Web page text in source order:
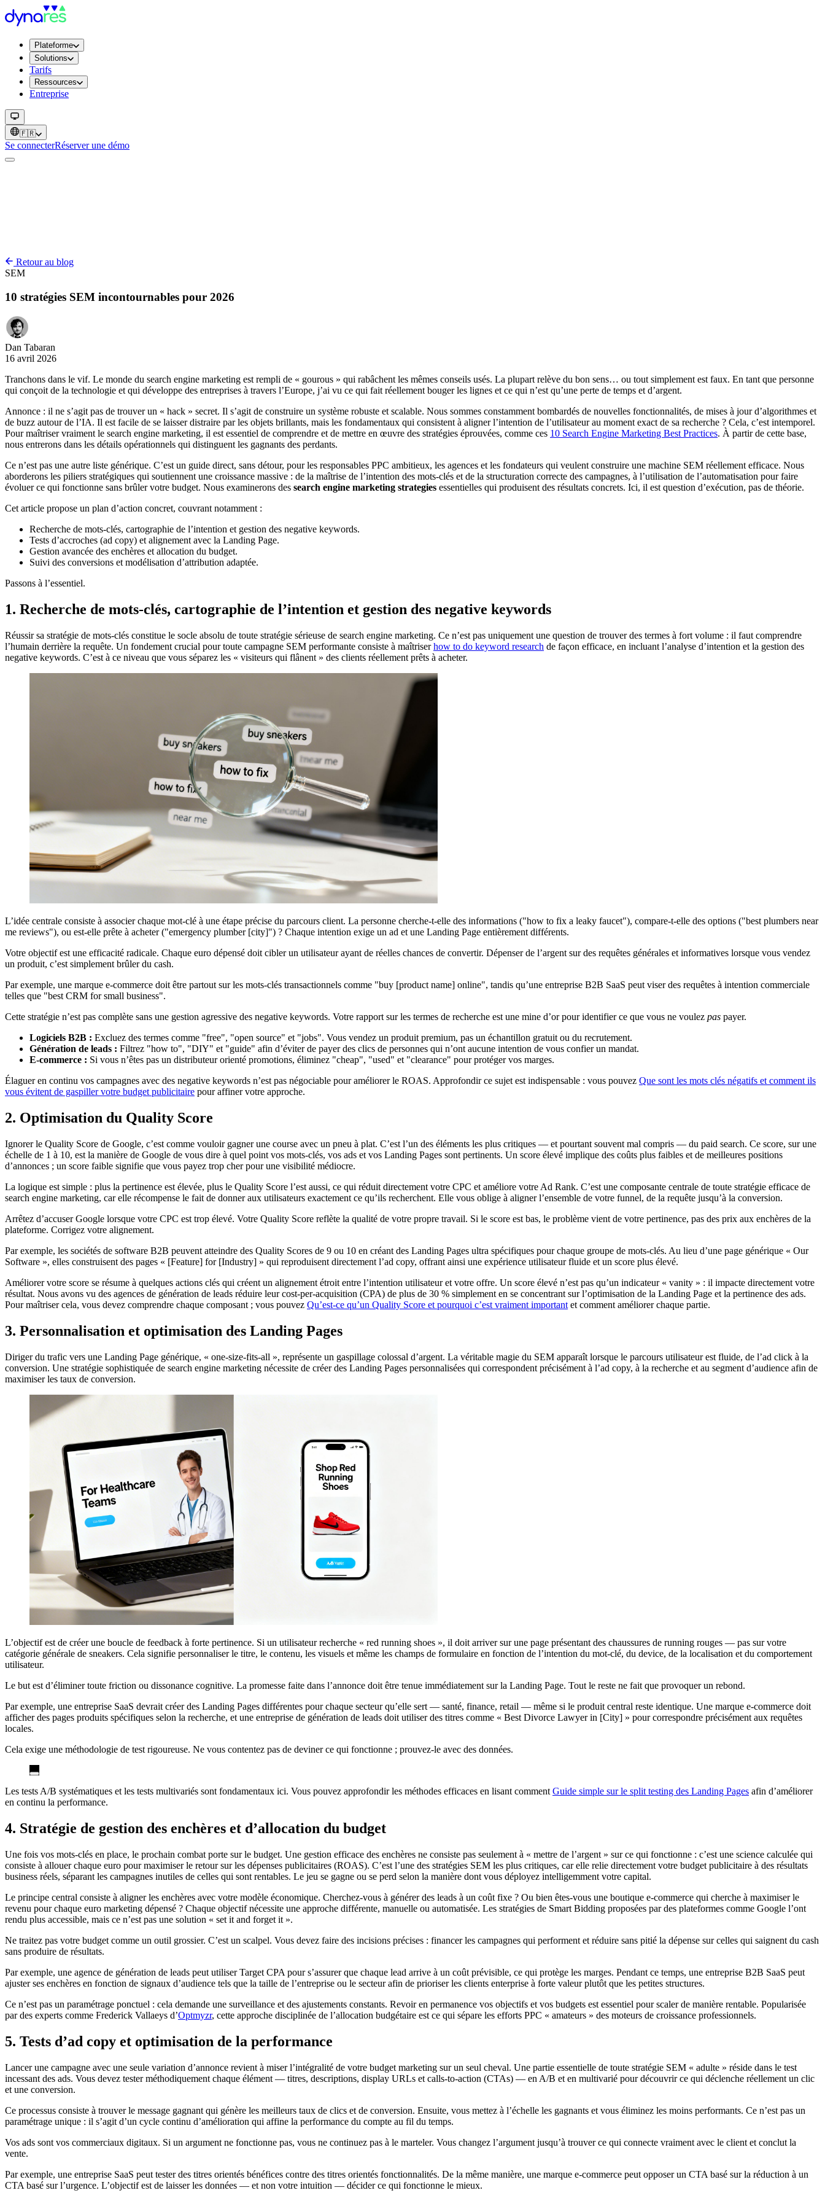
Plateforme
Solutions
Tarifs
Ressources
Entreprise
🇫🇷
Se connecterRéserver une démo
Retour au blog
SEM
10 stratégies SEM incontournables pour 2026
Dan Tabaran
16 avril 2026
Tranchons dans le vif. Le monde du search engine marketing est rempli de « gourous » qui rabâchent les mêmes conseils usés. La plupart relève du bon sens… ou tout simplement est faux. En tant que personne
qui conçoit de la technologie et qui développe des entreprises à travers l’Europe, j’ai vu ce qui fait réellement bouger les lignes et ce qui n’est qu’une perte de temps et d’argent.
Annonce : il ne s’agit pas de trouver un « hack » secret. Il s’agit de construire un système robuste et scalable. Nous sommes constamment bombardés de nouvelles fonctionnalités, de mises à jour d’algorithmes et
de buzz autour de l’IA. Il est facile de se laisser distraire par les objets brillants, mais les fondamentaux qui consistent à aligner l’intention de l’utilisateur au moment exact de sa recherche ? Cela, c’est intemporel.
Pour maîtriser vraiment le search engine marketing, il est essentiel de comprendre et de mettre en œuvre des stratégies éprouvées, comme ces 10 Search Engine Marketing Best Practices. À partir de cette base,
nous entrerons dans les détails opérationnels qui distinguent les gagnants des perdants.
Ce n’est pas une autre liste générique. C’est un guide direct, sans détour, pour les responsables PPC ambitieux, les agences et les fondateurs qui veulent construire une machine SEM réellement efficace. Nous
aborderons les piliers stratégiques qui soutiennent une croissance massive : de la maîtrise de l’intention des mots-clés et de la structuration correcte des campagnes, à l’utilisation de l’automatisation pour faire
évoluer ce qui fonctionne sans brûler votre budget. Nous examinerons des search engine marketing strategies essentielles qui produisent des résultats concrets. Ici, il est question d’exécution, pas de théorie.
Cet article propose un plan d’action concret, couvrant notamment :
Recherche de mots-clés, cartographie de l’intention et gestion des negative keywords.
Tests d’accroches (ad copy) et alignement avec la Landing Page.
Gestion avancée des enchères et allocation du budget.
Suivi des conversions et modélisation d’attribution adaptée.
Passons à l’essentiel.
1. Recherche de mots-clés, cartographie de l’intention et gestion des negative keywords
Réussir sa stratégie de mots-clés constitue le socle absolu de toute stratégie sérieuse de search engine marketing. Ce n’est pas uniquement une question de trouver des termes à fort volume : il faut comprendre
l’humain derrière la requête. Un fondement crucial pour toute campagne SEM performante consiste à maîtriserhow to do keyword research de façon efficace, en incluant l’analyse d’intention et la gestion des
negative keywords. C’est à ce niveau que vous séparez les « visiteurs qui flânent » des clients réellement prêts à acheter.
L’idée centrale consiste à associer chaque mot-clé à une étape précise du parcours client. La personne cherche-t-elle des informations ("how to fix a leaky faucet"), compare-t-elle des options ("best plumbers near
me reviews"), ou est-elle prête à acheter ("emergency plumber [city]") ? Chaque intention exige un ad et une Landing Page entièrement différents.
Votre objectif est une efficacité radicale. Chaque euro dépensé doit cibler un utilisateur ayant de réelles chances de convertir. Dépenser de l’argent sur des requêtes générales et informatives lorsque vous vendez
un produit, c’est simplement brûler du cash.
Par exemple, une marque e-commerce doit être partout sur les mots-clés transactionnels comme "buy [product name] online", tandis qu’une entreprise B2B SaaS peut viser des requêtes à intention commerciale
telles que "best CRM for small business".
Cette stratégie n’est pas complète sans une gestion agressive des negative keywords. Votre rapport sur les termes de recherche est une mine d’or pour identifier ce que vous ne voulez pas payer.
Logiciels B2B : Excluez des termes comme "free", "open source" et "jobs". Vous vendez un produit premium, pas un échantillon gratuit ou du recrutement.
Génération de leads : Filtrez "how to", "DIY" et "guide" afin d’éviter de payer des clics de personnes qui n’ont aucune intention de vous confier un mandat.
E-commerce : Si vous n’êtes pas un distributeur orienté promotions, éliminez "cheap", "used" et "clearance" pour protéger vos marges.
Élaguer en continu vos campagnes avec des negative keywords n’est pas négociable pour améliorer le ROAS. Approfondir ce sujet est indispensable : vous pouvez Que sont les mots clés négatifs et comment ils
vous évitent de gaspiller votre budget publicitaire pour affiner votre approche.
2. Optimisation du Quality Score
Ignorer le Quality Score de Google, c’est comme vouloir gagner une course avec un pneu à plat. C’est l’un des éléments les plus critiques — et pourtant souvent mal compris — du paid search. Ce score, sur une
échelle de 1 à 10, est la manière de Google de vous dire à quel point vos mots-clés, vos ads et vos Landing Pages sont pertinents. Un score élevé implique des coûts plus faibles et de meilleures positions
d’annonces ; un score faible signifie que vous payez trop cher pour une visibilité médiocre.
La logique est simple : plus la pertinence est élevée, plus le Quality Score l’est aussi, ce qui réduit directement votre CPC et améliore votre Ad Rank. C’est une composante centrale de toute stratégie efficace de
search engine marketing, car elle récompense le fait de donner aux utilisateurs exactement ce qu’ils recherchent. Elle vous oblige à aligner l’ensemble de votre funnel, de la requête jusqu’à la conversion.
Arrêtez d’accuser Google lorsque votre CPC est trop élevé. Votre Quality Score reflète la qualité de votre propre travail. Si le score est bas, le problème vient de votre pertinence, pas des prix aux enchères de la
plateforme. Corrigez votre alignement.
Par exemple, les sociétés de software B2B peuvent atteindre des Quality Scores de 9 ou 10 en créant des Landing Pages ultra spécifiques pour chaque groupe de mots-clés. Au lieu d’une page générique « Our
Software », elles construisent des pages « [Feature] for [Industry] » qui reproduisent directement l’ad copy, offrant ainsi une expérience utilisateur fluide et un score plus élevé.
Améliorer votre score se résume à quelques actions clés qui créent un alignement étroit entre l’intention utilisateur et votre offre. Un score élevé n’est pas qu’un indicateur « vanity » : il impacte directement votre
résultat. Nous avons vu des agences de génération de leads réduire leur cost-per-acquisition (CPA) de plus de 30 % simplement en se concentrant sur l’optimisation de la Landing Page et la pertinence des ads.
Pour maîtriser cela, vous devez comprendre chaque composant ; vous pouvez Qu’est-ce qu’un Quality Score et pourquoi c’est vraiment important et comment améliorer chaque partie.
3. Personnalisation et optimisation des Landing Pages
Diriger du trafic vers une Landing Page générique, « one-size-fits-all », représente un gaspillage colossal d’argent. La véritable magie du SEM apparaît lorsque le parcours utilisateur est fluide, de l’ad click à la
conversion. Une stratégie sophistiquée de search engine marketing nécessite de créer des Landing Pages personnalisées qui correspondent précisément à l’ad copy, à la recherche et au segment d’audience afin de
maximiser les taux de conversion.
L’objectif est de créer une boucle de feedback à forte pertinence. Si un utilisateur recherche « red running shoes », il doit arriver sur une page présentant des chaussures de running rouges — pas sur votre
catégorie générale de sneakers. Cela signifie personnaliser le titre, le contenu, les visuels et même les champs de formulaire en fonction de l’intention du mot-clé, du device, de la localisation et du comportement
utilisateur.
Le but est d’éliminer toute friction ou dissonance cognitive. La promesse faite dans l’annonce doit être tenue immédiatement sur la Landing Page. Tout le reste ne fait que provoquer un rebond.
Par exemple, une entreprise SaaS devrait créer des Landing Pages différentes pour chaque secteur qu’elle sert — santé, finance, retail — même si le produit central reste identique. Une marque e-commerce doit
afficher des pages produits spécifiques selon la recherche, et une entreprise de génération de leads doit utiliser des titres comme « Best Divorce Lawyer in [City] » pour correspondre précisément aux requêtes
locales.
Cela exige une méthodologie de test rigoureuse. Ne vous contentez pas de deviner ce qui fonctionne ; prouvez-le avec des données.
Les tests A/B systématiques et les tests multivariés sont fondamentaux ici. Vous pouvez approfondir les méthodes efficaces en lisant comment Guide simple sur le split testing des Landing Pages afin d’améliorer
en continu la performance.
4. Stratégie de gestion des enchères et d’allocation du budget
Une fois vos mots-clés en place, le prochain combat porte sur le budget. Une gestion efficace des enchères ne consiste pas seulement à « mettre de l’argent » sur ce qui fonctionne : c’est une science calculée qui
consiste à allouer chaque euro pour maximiser le retour sur les dépenses publicitaires (ROAS). C’est l’une des stratégies SEM les plus critiques, car elle relie directement votre budget publicitaire à des résultats
business réels, séparant les campagnes inutiles de celles qui sont rentables. Le jeu se gagne ou se perd selon la manière dont vous déployez intelligemment votre capital.
Le principe central consiste à aligner les enchères avec votre modèle économique. Cherchez-vous à générer des leads à un coût fixe ? Ou bien êtes-vous une boutique e-commerce qui cherche à maximiser le
revenu pour chaque euro marketing dépensé ? Chaque objectif nécessite une approche différente, manuelle ou automatisée. Les stratégies de Smart Bidding proposées par des plateformes comme Google l’ont
rendu plus accessible, mais ce n’est pas une solution « set it and forget it ».
Ne traitez pas votre budget comme un outil grossier. C’est un scalpel. Vous devez faire des incisions précises : financer les campagnes qui performent et réduire sans pitié la dépense sur celles qui saignent du cash
sans produire de résultats.
Par exemple, une agence de génération de leads peut utiliser Target CPA pour s’assurer que chaque lead arrive à un coût prévisible, ce qui protège les marges. Pendant ce temps, une entreprise B2B SaaS peut
ajuster ses enchères en fonction de signaux d’audience tels que la taille de l’entreprise ou le secteur afin de prioriser les clients enterprise à forte valeur plutôt que les petites structures.
Ce n’est pas un paramétrage ponctuel : cela demande une surveillance et des ajustements constants. Revoir en permanence vos objectifs et vos budgets est essentiel pour scaler de manière rentable. Popularisée
par des experts comme Frederick Vallaeys d’Optmyzr, cette approche disciplinée de l’allocation budgétaire est ce qui sépare les efforts PPC « amateurs » des moteurs de croissance professionnels.
5. Tests d’ad copy et optimisation de la performance
Lancer une campagne avec une seule variation d’annonce revient à miser l’intégralité de votre budget marketing sur un seul cheval. Une partie essentielle de toute stratégie SEM « adulte » réside dans le test
incessant des ads. Vous devez tester méthodiquement chaque élément — titres, descriptions, display URLs et calls-to-action (CTAs) — en A/B et en multivarié pour découvrir ce qui déclenche réellement un clic
et une conversion.
Ce processus consiste à trouver le message gagnant qui génère les meilleurs taux de clics et de conversion. Ensuite, vous mettez à l’échelle les gagnants et vous éliminez les moins performants. Ce n’est pas un
paramétrage unique : il s’agit d’un cycle continu d’amélioration qui affine la performance du compte au fil du temps.
Vos ads sont vos commerciaux digitaux. Si un argument ne fonctionne pas, vous ne continuez pas à le marteler. Vous changez l’argument jusqu’à trouver ce qui connecte vraiment avec le client et conclut la
vente.
Par exemple, une entreprise SaaS peut tester des titres orientés bénéfices contre des titres orientés fonctionnalités. De la même manière, une marque e-commerce peut opposer un CTA basé sur la réduction à un
CTA basé sur l’urgence. L’objectif est de laisser les données — et non votre intuition — décider ce qui fonctionne le mieux.